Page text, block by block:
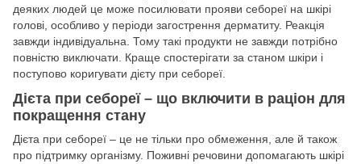
деяких людей це може посилювати прояви себореї на шкірі
голові, особливо у періоди загострення дерматиту. Реакція
завжди індивідуальна. Тому такі продукти не завжди потрібно
повністю виключати. Краще спостерігати за станом шкіри і
поступово коригувати дієту при себореї.
Дієта при себореї – що включити в раціон для
покращення стану
Дієта при себореї – це не тільки про обмеження, але й також
про підтримку організму. Поживні речовини допомагають шкірі